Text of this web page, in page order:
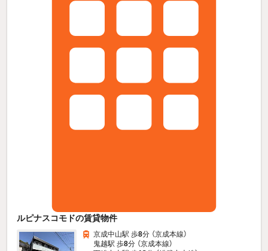
ルピナスコモドの賃貸物件
京成中山駅 歩8分 （京成本線）
鬼越駅 歩8分 （京成本線）